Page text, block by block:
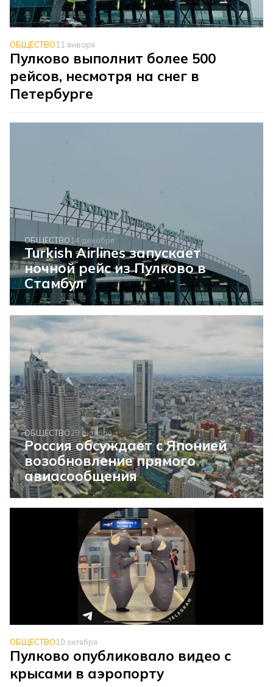
ОБЩЕСТВО11 января
Пулково выполнит более 500
рейсов, несмотря на снег в
Петербурге
ОБЩЕСТВО14 декабря
Turkish Airlines запускает
ночной рейс из Пулково в
Стамбул
ОБЩЕСТВО29 октября
Россия обсуждает с Японией
возобновление прямого
авиасообщения
ОБЩЕСТВО10 октября
Пулково опубликовало видео с
крысами в аэропорту